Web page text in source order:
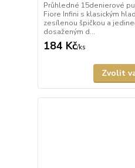
Průhledné 15denierové
Fiore Infini s klasickým
zesílenou špičkou a
dosaženým d...
184 Kč/ks
Zvolit